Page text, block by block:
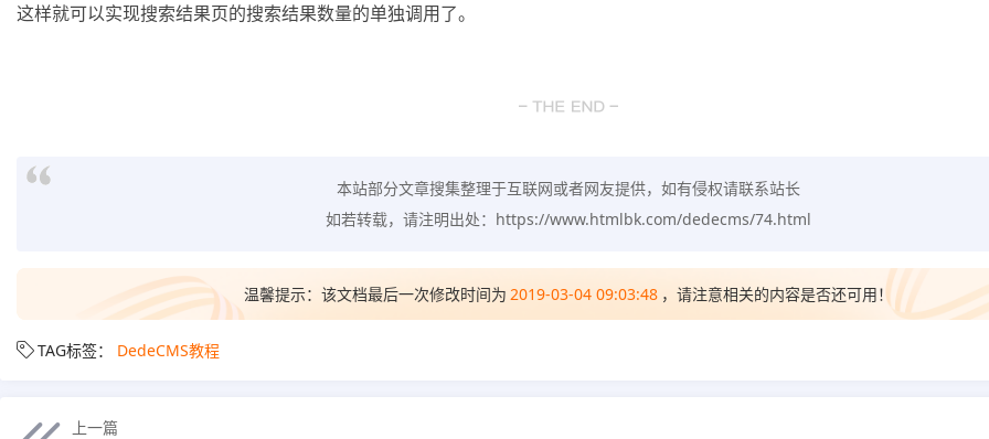
这样就可以实现搜索结果页的搜索结果数量的单独调用了。
本站部分文章搜集整理于互联网或者网友提供，如有侵权请联系站长
如若转载，请注明出处： https://www.htmlbk.com/dedecms/74.html
温馨提示：该文档最后一次修改时间为 2019-03-04 09:03:48 ，请注意相关的内容是否还可用！
TAG标签： DedeCMS教程
上一篇